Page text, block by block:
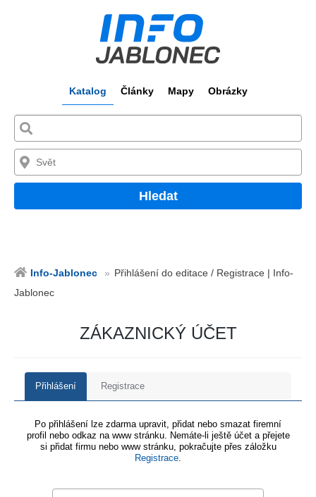
Katalog Články Mapy Obrázky
Hledat
Info-Jablonec
Přihlášení do editace / Registrace | Info-
Jablonec
ZÁKAZNICKÝ ÚČET
Přihlášení Registrace
Po přihlášení lze zdarma upravit, přidat nebo smazat firemní
profil nebo odkaz na www stránku. Nemáte-li ještě účet a přejete
si přidat firmu nebo www stránku, pokračujte přes záložku
Registrace.